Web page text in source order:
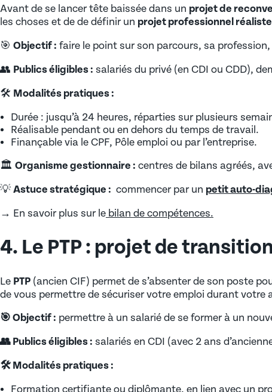
Avant de se lancer tête baissée dans un projet de
les choses et de de définir un projet professionnel
🎯 Objectif : faire le point sur son parcours, sa
👥 Publics éligibles : salariés du privé (en CDI ou CDD),
🛠️ Modalités pratiques :
Durée : jusqu’à 24 heures, réparties sur plusieurs
Réalisable pendant ou en dehors du temps de travail.
Finançable via le CPF, Pôle emploi ou par l’entreprise.
🏛️ Organisme gestionnaire : centres de bilans agréés,
💡 Astuce stratégique : commencer par un petit auto-
→ En savoir plus sur le bilan de compétences.
4. Le PTP : projet de
Le PTP (ancien CIF) permet de s’absenter de son poste
de vous permettre de sécuriser votre emploi durant votre
🎯 Objectif : permettre à un salarié de se former à un
👥 Publics éligibles : salariés en CDI (avec 2 ans
🛠️ Modalités pratiques :
Formation certifiante ou diplômante, en lien avec un